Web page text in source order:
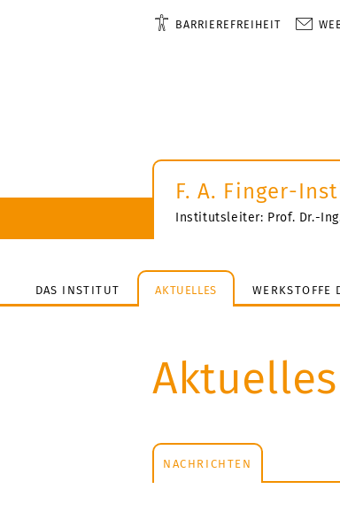
BARRIEREFREIHEIT
F. A. Finger-
Institutsleiter: Prof. Dr.-
DAS INSTITUT AKTUELLES WERKSTOFFE
Aktuelles
NACHRICHTEN